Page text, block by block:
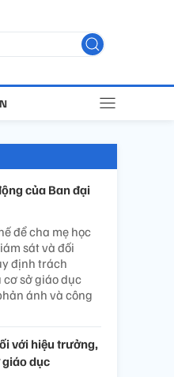
của Ban đại
để cha mẹ học
sát và đối
định trách
sở giáo dục
ánh và công
với hiệu trưởng,
giáo dục